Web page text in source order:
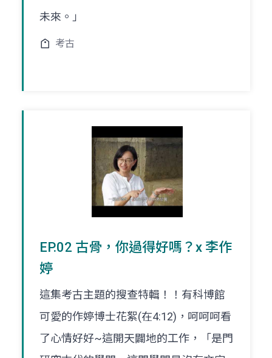
未來。」
考古
EP.02 古骨，你過得好嗎？x 李作
婷
這集考古主題的搜查特輯！！有科博館
可愛的作婷博士花絮(在4:12)，呵呵呵看
了心情好好~這開天闢地的工作，「是門